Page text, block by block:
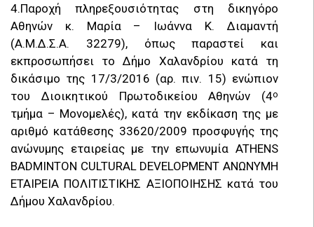
4.Παροχή πληρεξουσιότητας στη δικηγόρο
Αθηνών κ. Μαρία – Ιωάννα Κ. Διαμαντή
(Α.Μ.Δ.Σ.Α. 32279), όπως παραστεί και
εκπροσωπήσει το Δήμο Χαλανδρίου κατά τη
δικάσιμο της 17/3/2016 (αρ. πιν. 15) ενώπιον
του Διοικητικού Πρωτοδικείου Αθηνών (4ο
τμήμα – Μονομελές), κατά την εκδίκαση της με
αριθμό κατάθεσης 33620/2009 προσφυγής της
ανώνυμης εταιρείας με την επωνυμία ATHENS
BADMINTON CULTURAL DEVELOPMENT ΑΝΩΝΥΜΗ
ΕΤΑΙΡΕΙΑ ΠΟΛΙΤΙΣΤΙΚΗΣ ΑΞΙΟΠΟΙΗΣΗΣ κατά του
Δήμου Χαλανδρίου.